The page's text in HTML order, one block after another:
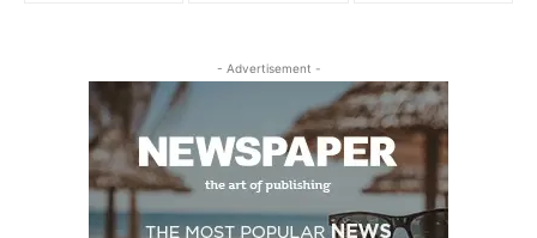
- Advertisement -